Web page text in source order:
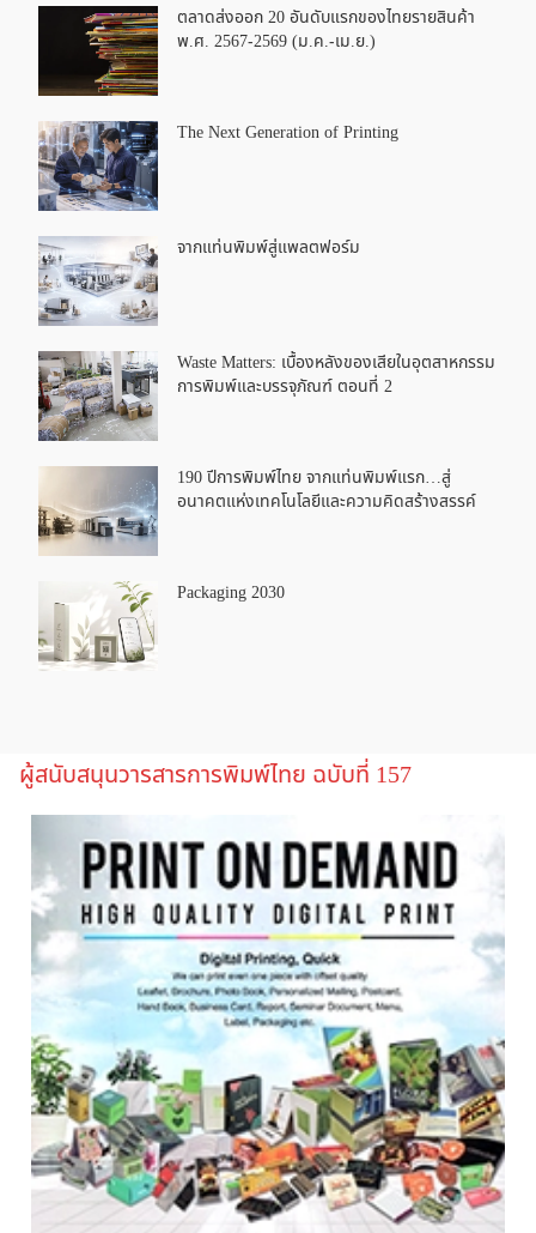
ตลาดส่งออก 20 อันดับแรกของไทยรายสินค้า
พ.ศ. 2567-2569 (ม.ค.-เม.ย.)
The Next Generation of Printing
จากแท่นพิมพ์สู่แพลตฟอร์ม
Waste Matters: เบื้องหลังของเสียในอุตสาหกรรม
การพิมพ์และบรรจุภัณฑ์ ตอนที่ 2
190 ปีการพิมพ์ไทย จากแท่นพิมพ์แรก…สู่
อนาคตแห่งเทคโนโลยีและความคิดสร้างสรรค์
Packaging 2030
ผู้สนับสนุนวารสารการพิมพ์ไทย ฉบับที่ 157